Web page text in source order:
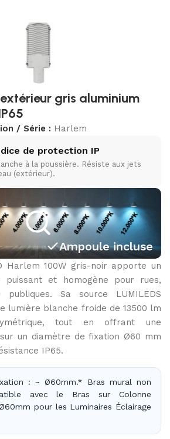
gris aluminium
/ Série : Harlem
de protection IP
à la poussière. Résiste aux jets
(extérieur).
Ampoule incluse
Harlem 100W gris-noir apporte un
puissant et homogène pour rues,
Sa source LUMILEDS
lumière blanche froide de 13500 lm
tout en offrant une
un diamètre de fixation Ø60 mm
IP65.
: ~ Ø60mm.* Bras mural non
avec le Bras sur Colonne
pour les Luminaires Éclairage